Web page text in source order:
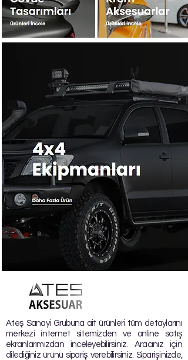
Ateş Sanayi Grubuna ait ürünleri tüm detaylarını
merkezi internet sitemizden ve online satış
ekranlarımızdan inceleyebilirsiniz. Aracınız için
dilediğiniz ürünü sipariş verebilirsiniz. Siparişinizde,